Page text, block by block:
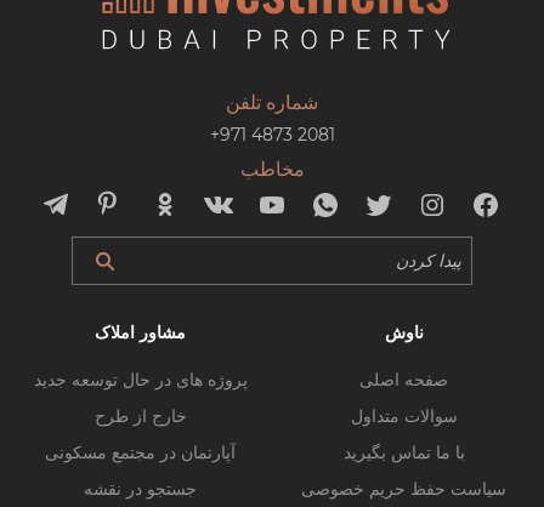
شماره تلفن
+971 4873 2081
مخاطب
ناوش
صفحه اصلی
سوالات متداول
با ما تماس بگیرید
سیاست حفظ حریم خصوصی
مشاور املاک
پروژه های در حال توسعه جدید
خارج از طرح
آپارتمان در مجتمع مسکونی
جستجو در نقشه